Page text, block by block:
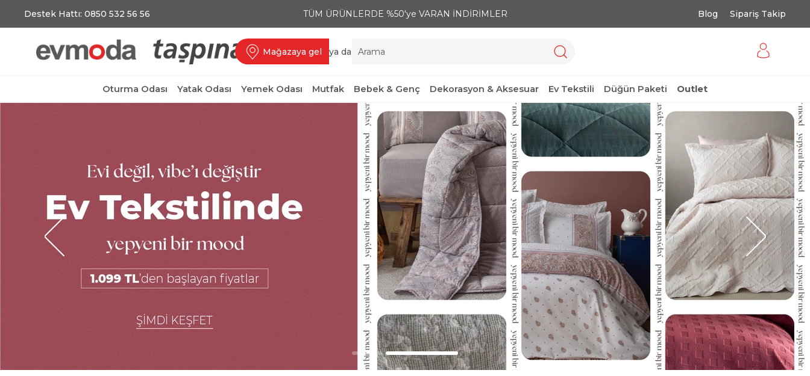
Destek Hattı: 0850 532 56 56 TÜM ÜRÜNLERDE %50'ye VARAN İNDİRİMLER Blog Sipariş Takip
Mağazaya gel ya da
Oturma Odası Yatak Odası Yemek Odası Mutfak Bebek & Genç Dekorasyon & Aksesuar Ev Tekstili Düğün Paketi Outlet